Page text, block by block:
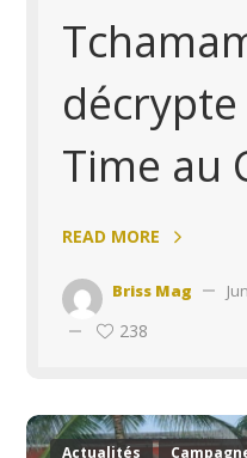
Time au
READ MORE
Briss Mag
238
Actualités